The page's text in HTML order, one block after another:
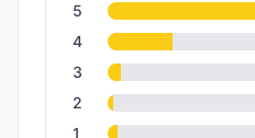
5
4
3
2
1